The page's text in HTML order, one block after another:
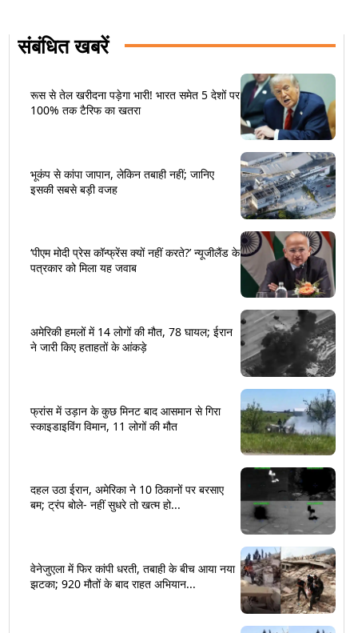
संबंधित खबरें
रूस से तेल खरीदना पड़ेगा भारी! भारत समेत 5 देशों पर
100% तक टैरिफ का खतरा
भूकंप से कांपा जापान, लेकिन तबाही नहीं; जानिए
इसकी सबसे बड़ी वजह
‘पीएम मोदी प्रेस कॉन्फ्रेंस क्यों नहीं करते?’ न्यूजीलैंड के
पत्रकार को मिला यह जवाब
अमेरिकी हमलों में 14 लोगों की मौत, 78 घायल; ईरान
ने जारी किए हताहतों के आंकड़े
फ्रांस में उड़ान के कुछ मिनट बाद आसमान से गिरा
स्काइडाइविंग विमान, 11 लोगों की मौत
दहल उठा ईरान, अमेरिका ने 10 ठिकानों पर बरसाए
बम; ट्रंप बोले- नहीं सुधरे तो खत्म हो...
वेनेजुएला में फिर कांपी धरती, तबाही के बीच आया नया
झटका; 920 मौतों के बाद राहत अभियान...